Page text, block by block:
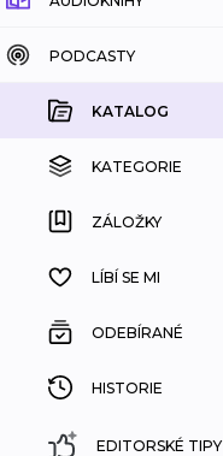
KATALOG
KOUPENÉ
KATEGORIE
ZÁLOŽKY
HISTORIE
PODCASTY
KATALOG
KATEGORIE
ZÁLOŽKY
LÍBÍ SE MI
ODEBÍRANÉ
HISTORIE
EDITORSKÉ TIPY